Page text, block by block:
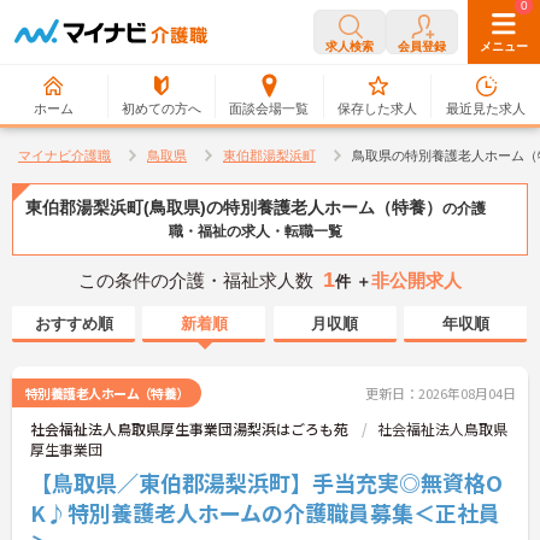
求人検索 会員登録 メニュー
ホーム 初めての方へ 面談会場一覧
0
保存した求人
0
最近見た求人
マイナビ介護職 鳥取県 東伯郡湯梨浜町 鳥取県の特別養護老人ホーム
東伯郡湯梨浜町(鳥取県)の特別養護老人ホーム（特養） の介護
職・福祉の求人・転職一覧
この条件の介護・福祉求人数 1件 ＋非公開求人
おすすめ順 新着順 月収順 年収順
特別養護老人ホーム（特養） 更新日：2026年08月04日
社会福祉法人鳥取県厚生事業団湯梨浜はごろも苑
社会福祉法人鳥取県
厚生事業団
【鳥取県／東伯郡湯梨浜町】手当充実◎無資格O
K♪特別養護老人ホームの介護職員募集＜正社員